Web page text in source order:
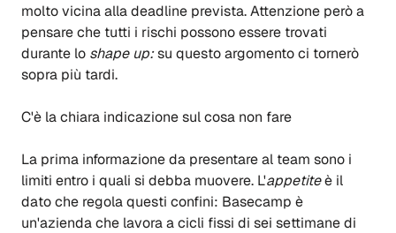
molto vicina alla deadline prevista. Attenzione però a
pensare che tutti i rischi possono essere trovati
durante lo shape up:su questo argomento ci tornerò
sopra più tardi.
C'è la chiara indicazione sul cosa non fare
La prima informazione da presentare al team sono i
limiti entro i quali si debba muovere. L'appetiteè il
dato che regola questi confini: Basecamp è
un'azienda che lavora a cicli fissi di sei settimane di